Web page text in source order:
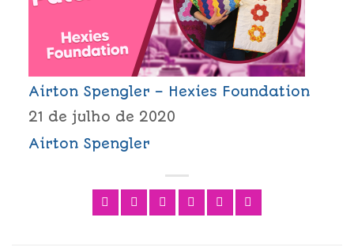
Airton Spengler – Hexies Foundation
21 de julho de 2020
Airton Spengler